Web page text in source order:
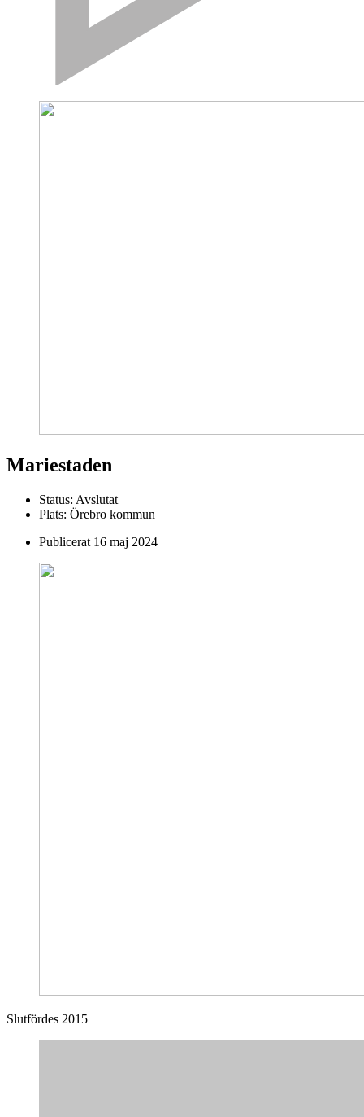
Mariestaden
Status: Avslutat
Plats: Örebro kommun
Publicerat 16 maj 2024
Slutfördes 2015